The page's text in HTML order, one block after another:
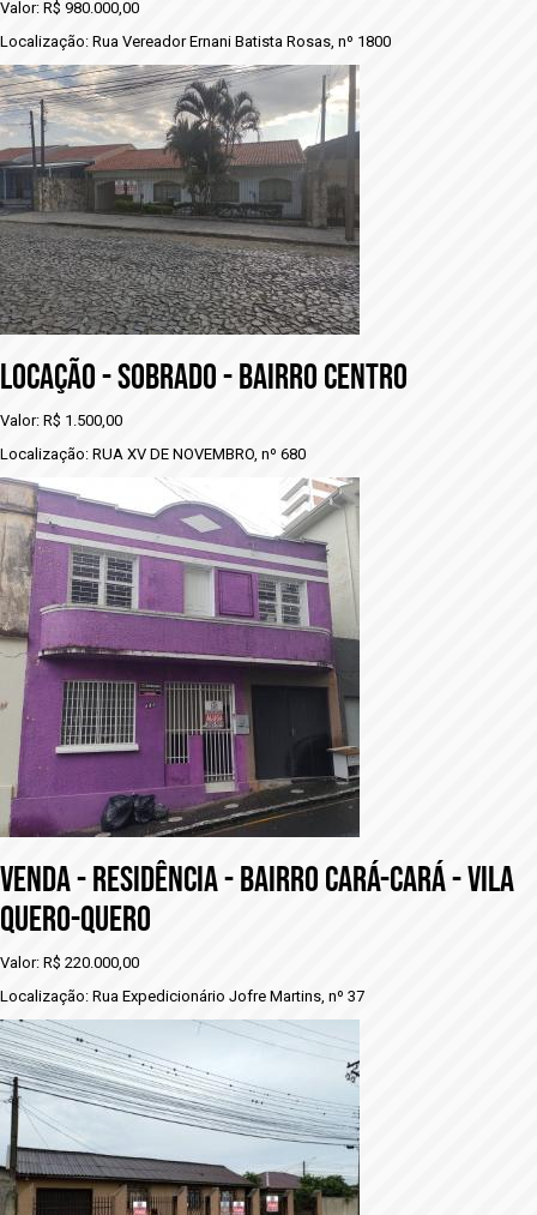
Valor: R$ 980.000,00
Localização: Rua Vereador Ernani Batista Rosas, nº 1800
LOCAÇÃO - SOBRADO - BAIRRO CENTRO
Valor: R$ 1.500,00
Localização: RUA XV DE NOVEMBRO, nº 680
VENDA - RESIDÊNCIA - BAIRRO CARÁ-CARÁ - VILA
QUERO-QUERO
Valor: R$ 220.000,00
Localização: Rua Expedicionário Jofre Martins, nº 37